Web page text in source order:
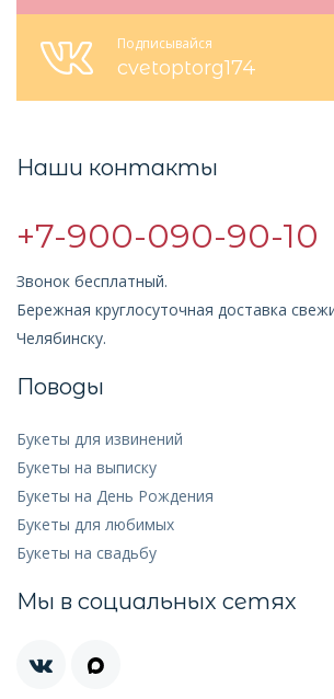
Подписывайся
cvetoptorg174
Наши контакты
+7-900-090-90-10
Звонок бесплатный.
Бережная круглосуточная доставка
Челябинску.
Поводы
Букеты для извинений
Букеты на выписку
Букеты на День Рождения
Букеты для любимых
Букеты на свадьбу
Мы в социальных сетях